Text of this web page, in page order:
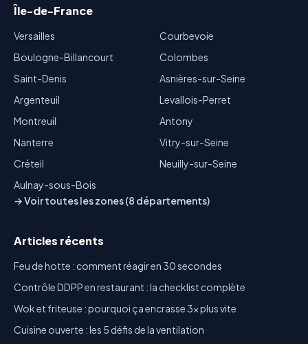
Île-de-France
Versailles
Boulogne-Billancourt
Saint-Denis
Argenteuil
Montreuil
Nanterre
Créteil
Aulnay-sous-Bois
Courbevoie
Colombes
Asnières-sur-Seine
Levallois-Perret
Antony
Vitry-sur-Seine
Neuilly-sur-Seine
→ Voir toutes les zones (8 départements)
Articles récents
Feu de hotte : comment réagir en 30 secondes
Contrôle DDPP en restaurant : la checklist complète
Wok et friteuse : pourquoi ça encrasse 3x plus vite
Cuisine ouverte : les 5 défis de la ventilation